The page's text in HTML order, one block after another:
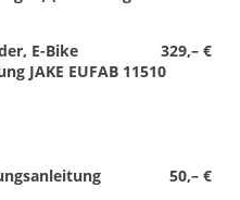
329,– €
E-Bike
JAKE EUFAB 11510
50,– €